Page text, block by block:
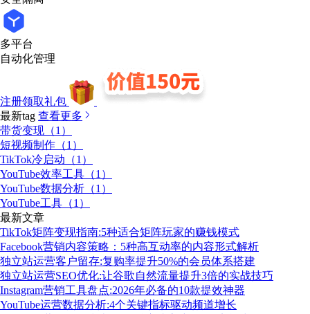
多平台
自动化管理
注册领取礼包
最新tag 查看更多
带货变现（1）
短视频制作（1）
TikTok冷启动（1）
YouTube效率工具（1）
YouTube数据分析（1）
YouTube工具（1）
最新文章
TikTok矩阵变现指南:5种适合矩阵玩家的赚钱模式
Facebook营销内容策略：5种高互动率的内容形式解析
独立站运营客户留存:复购率提升50%的会员体系搭建
独立站运营SEO优化:让谷歌自然流量提升3倍的实战技巧
Instagram营销工具盘点:2026年必备的10款提效神器
YouTube运营数据分析:4个关键指标驱动频道增长